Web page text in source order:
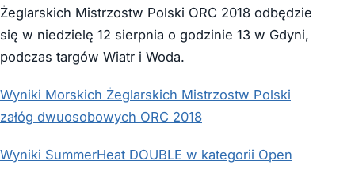
Żeglarskich Mistrzostw Polski ORC 2018 odbędzie
się w niedzielę 12 sierpnia o godzinie 13 w Gdyni,
podczas targów Wiatr i Woda.
Wyniki Morskich Żeglarskich Mistrzostw Polski
załóg dwuosobowych ORC 2018
Wyniki SummerHeat DOUBLE w kategorii Open